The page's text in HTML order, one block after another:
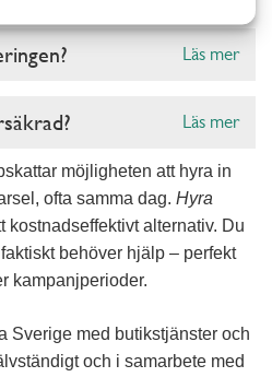
Läs mer
Läs mer
möjligheten att hyra in
ofta samma dag. Hyra
kostnadseffektivt alternativ. Du
behöver hjälp – perfekt
kampanjperioder.
Sverige med butikstjänster och
och i samarbete med